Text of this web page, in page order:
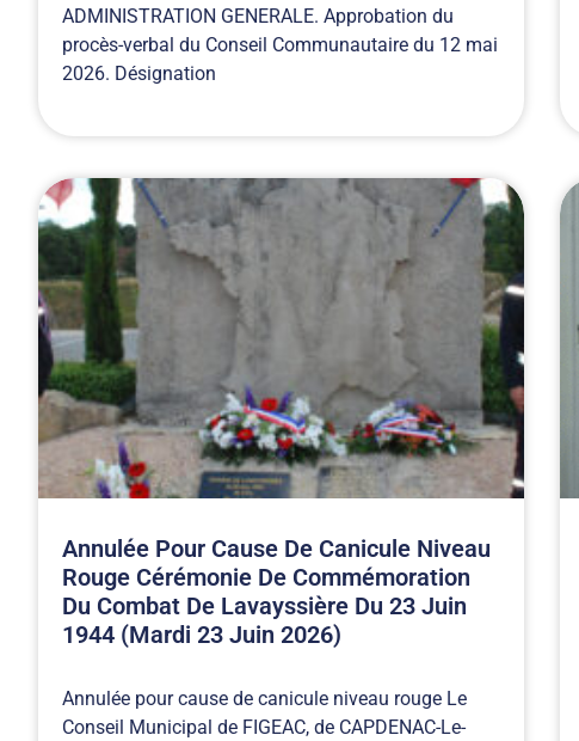
ADMINISTRATION GENERALE. Approbation du
procès-verbal du Conseil Communautaire du 12 mai
2026. Désignation
Annulée Pour Cause De Canicule Niveau
Rouge Cérémonie De Commémoration
Du Combat De Lavayssière Du 23 Juin
1944 (Mardi 23 Juin 2026)
Annulée pour cause de canicule niveau rouge Le
Conseil Municipal de FIGEAC, de CAPDENAC-Le-